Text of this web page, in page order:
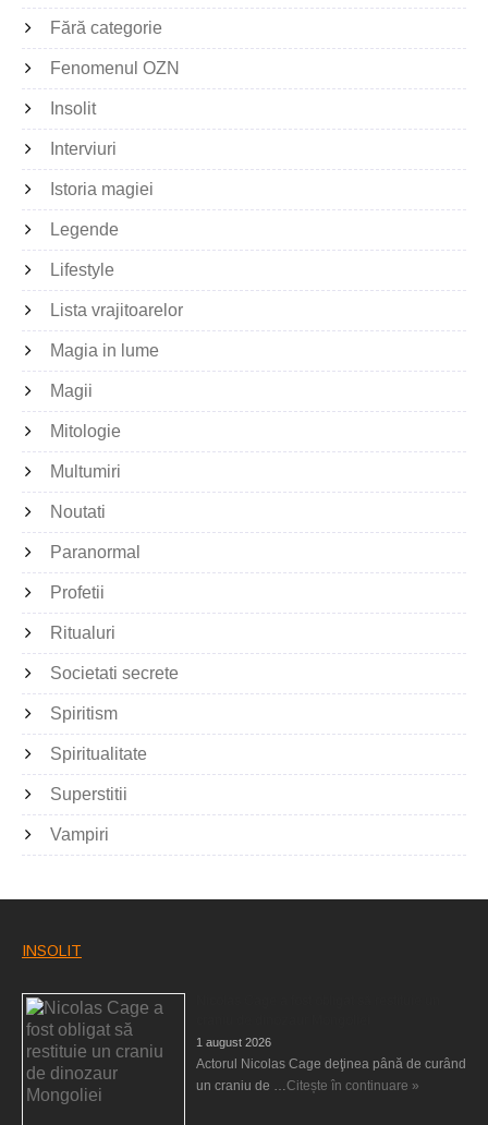
Fără categorie
Fenomenul OZN
Insolit
Interviuri
Istoria magiei
Legende
Lifestyle
Lista vrajitoarelor
Magia in lume
Magii
Mitologie
Multumiri
Noutati
Paranormal
Profetii
Ritualuri
Societati secrete
Spiritism
Spiritualitate
Superstitii
Vampiri
INSOLIT
1 august 2026
Actorul Nicolas Cage deţinea până de curând
un craniu de …Citește în continuare »